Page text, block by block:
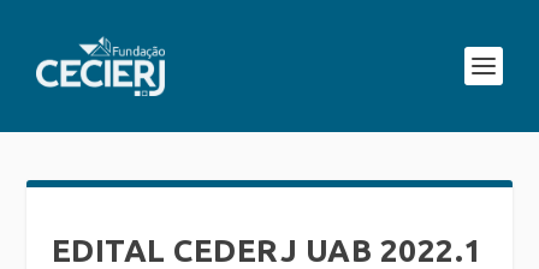
EDITAL CEDERJ UAB 2022.1